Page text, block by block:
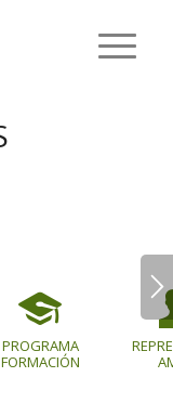
PROGRAMA
FORMACIÓN